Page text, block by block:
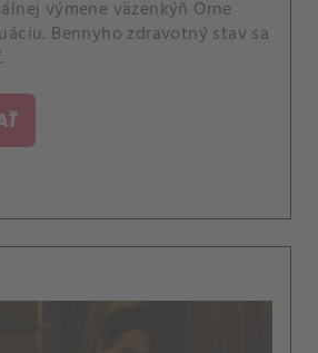
výmene väzenkýň Orne
Bennyho zdravotný stav sa